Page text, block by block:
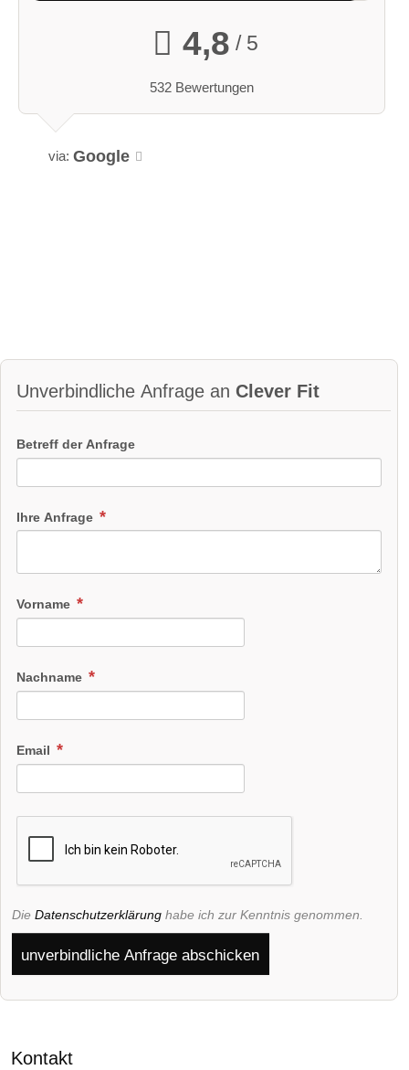
4,8 / 5
532 Bewertungen
via: Google
Unverbindliche Anfrage an Clever Fit
Betreff der Anfrage
Ihre Anfrage
Vorname
Nachname
Email
Die Datenschutzerklärung habe ich zur Kenntnis genommen.
unverbindliche Anfrage abschicken
Kontakt